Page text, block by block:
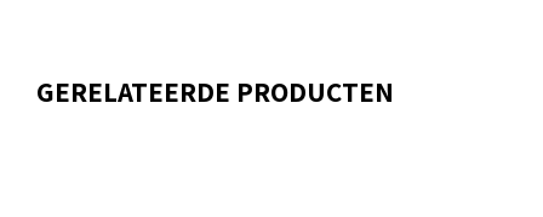
n
GERELATEERDE PRODUCTEN